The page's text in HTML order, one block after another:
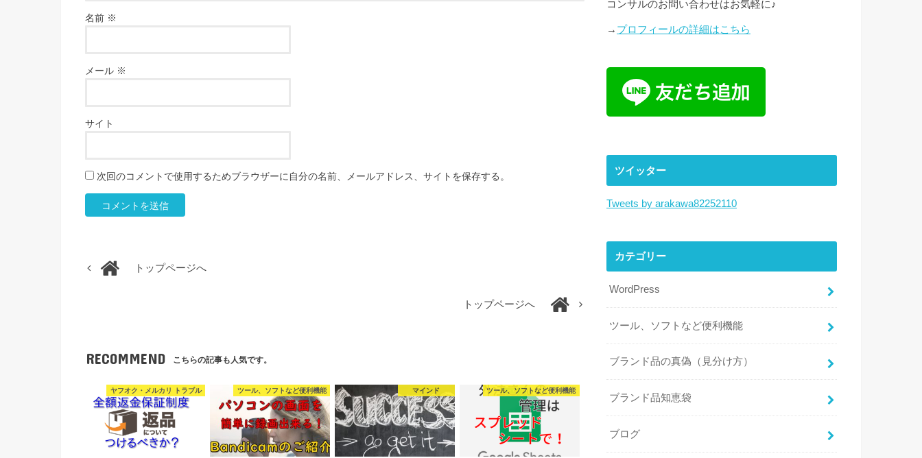
名前 ※
メール ※
サイト
次回のコメントで使用するためブラウザーに自分の名前、メールアドレス、サイトを保存する。
トップページへ
トップページへ
RECOMMEND こちらの記事も人気です。
ヤフオク・メルカリ トラブル ツール、ソフトなど便利機能 マインド ツール、ソフトなど便利機能
コンサルのお問い合わせはお気軽に♪
→ プロフィールの詳細はこちら
ツイッター
Tweets by arakawa82252110
カテゴリー
WordPress
ツール、ソフトなど便利機能
ブランド品の真偽（見分け方）
ブランド品知恵袋
ブログ